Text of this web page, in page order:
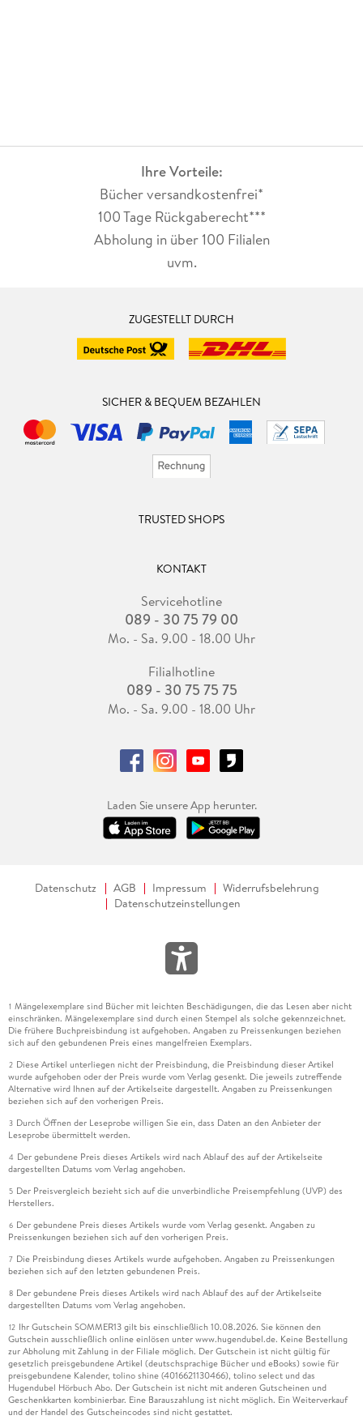
Ihre Vorteile:
Bücher versandkostenfrei*
100 Tage Rückgaberecht***
Abholung in über 100 Filialen
uvm.
ZUGESTELLT DURCH
SICHER & BEQUEM BEZAHLEN
TRUSTED SHOPS
KONTAKT
Servicehotline
089 - 30 75 79 00
Mo. - Sa. 9.00 - 18.00 Uhr
Filialhotline
089 - 30 75 75 75
Mo. - Sa. 9.00 - 18.00 Uhr
Laden Sie unsere App herunter.
Datenschutz AGB Impressum
Widerrufsbelehrung
Datenschutzeinstellungen
1 Mängelexemplare sind Bücher mit leichten Beschädigungen, die das Lesen aber nicht
einschränken. Mängelexemplare sind durch einen Stempel als solche gekennzeichnet.
Die frühere Buchpreisbindung ist aufgehoben. Angaben zu Preissenkungen beziehen
sich auf den gebundenen Preis eines mangelfreien Exemplars.
2 Diese Artikel unterliegen nicht der Preisbindung, die Preisbindung dieser Artikel
wurde aufgehoben oder der Preis wurde vom Verlag gesenkt. Die jeweils zutreffende
Alternative wird Ihnen auf der Artikelseite dargestellt. Angaben zu Preissenkungen
beziehen sich auf den vorherigen Preis.
3 Durch Öffnen der Leseprobe willigen Sie ein, dass Daten an den Anbieter der
Leseprobe übermittelt werden.
4 Der gebundene Preis dieses Artikels wird nach Ablauf des auf der Artikelseite
dargestellten Datums vom Verlag angehoben.
5 Der Preisvergleich bezieht sich auf die unverbindliche Preisempfehlung (UVP) des
Herstellers.
6 Der gebundene Preis dieses Artikels wurde vom Verlag gesenkt. Angaben zu
Preissenkungen beziehen sich auf den vorherigen Preis.
7 Die Preisbindung dieses Artikels wurde aufgehoben. Angaben zu Preissenkungen
beziehen sich auf den letzten gebundenen Preis.
8 Der gebundene Preis dieses Artikels wird nach Ablauf des auf der Artikelseite
dargestellten Datums vom Verlag angehoben.
12 Ihr Gutschein SOMMER13 gilt bis einschließlich 10.08.2026. Sie können den
Gutschein ausschließlich online einlösen unter www.hugendubel.de. Keine Bestellung
zur Abholung mit Zahlung in der Filiale möglich. Der Gutschein ist nicht gültig für
gesetzlich preisgebundene Artikel (deutschsprachige Bücher und eBooks) sowie für
preisgebundene Kalender, tolino shine (4016621130466), tolino select und das
Hugendubel Hörbuch Abo. Der Gutschein ist nicht mit anderen Gutscheinen und
Geschenkkarten kombinierbar. Eine Barauszahlung ist nicht möglich. Ein Weiterverkauf
und der Handel des Gutscheincodes sind nicht gestattet.